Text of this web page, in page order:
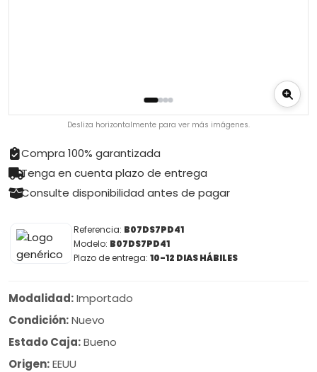
Desliza horizontalmente para ver más imágenes.
Compra 100% garantizada
Tenga en cuenta plazo de entrega
Consulte disponibilidad antes de pagar
Referencia: B07DS7PD41
Modelo: B07DS7PD41
Plazo de entrega: 10-12 DIAS HÁBILES
Modalidad:Importado
Condición:Nuevo
Estado Caja:Bueno
Origen:EEUU